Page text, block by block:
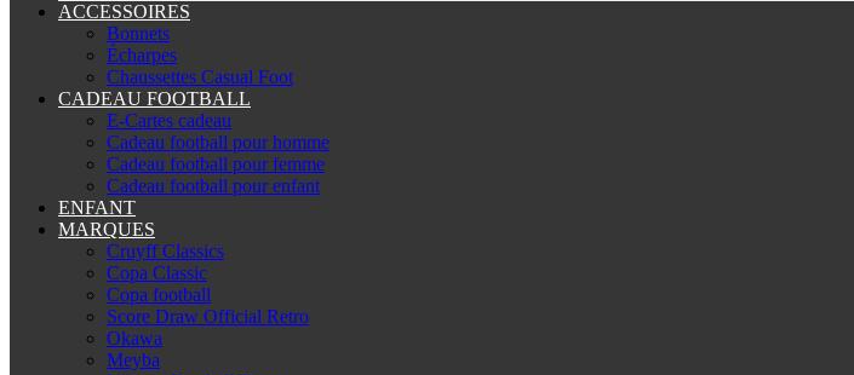
ACCESSOIRES
Bonnets
Écharpes
Chaussettes Casual Foot
CADEAU FOOTBALL
E-Cartes cadeau
Cadeau football pour homme
Cadeau football pour femme
Cadeau football pour enfant
ENFANT
MARQUES
Cruyff Classics
Copa Classic
Copa football
Score Draw Official Retro
Okawa
Meyba